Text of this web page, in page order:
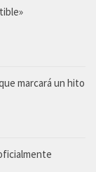
marcará un hito